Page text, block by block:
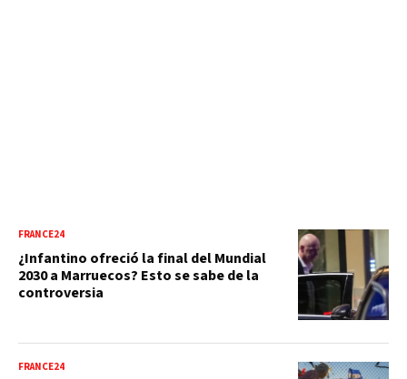
FRANCE24
¿Infantino ofreció la final del Mundial
2030 a Marruecos? Esto se sabe de la
controversia
FRANCE24